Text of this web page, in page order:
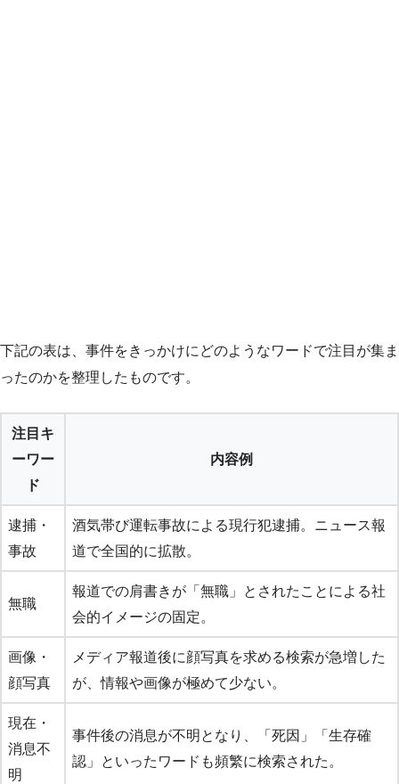
下記の表は、事件をきっかけにどのようなワードで注目が集ま
ったのかを整理したものです。
注目キ
ーワー
ド
内容例
逮捕・
事故
酒気帯び運転事故による現行犯逮捕。ニュース報
道で全国的に拡散。
無職
報道での肩書きが「無職」とされたことによる社
会的イメージの固定。
画像・
顔写真
メディア報道後に顔写真を求める検索が急増した
が、情報や画像が極めて少ない。
現在・
消息不
明
事件後の消息が不明となり、「死因」「生存確
認」といったワードも頻繁に検索された。